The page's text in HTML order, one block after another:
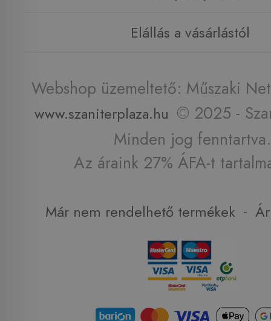
Elállás a vásárlástól
Webshop üzemeltető: Műszaki
www.szaniterplaza.hu © 2025 -
Minden jog fenntartva.
Az áraink 27% ÁFA-t
Már nem rendelhető termékek -